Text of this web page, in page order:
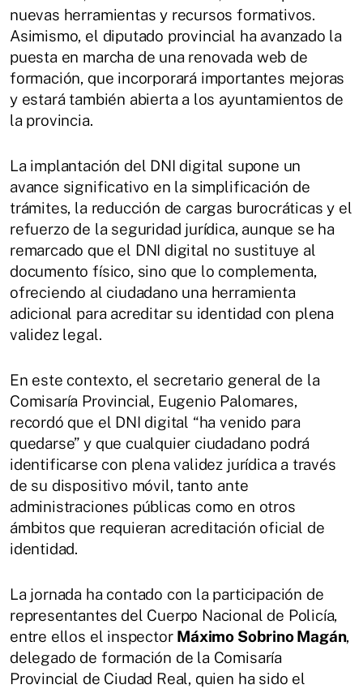
nuevas herramientas y recursos formativos.
Asimismo, el diputado provincial ha avanzado la
puesta en marcha de una renovada web de
formación, que incorporará importantes mejoras
y estará también abierta a los ayuntamientos de
la provincia.
La implantación del DNI digital supone un
avance significativo en la simplificación de
trámites, la reducción de cargas burocráticas y el
refuerzo de la seguridad jurídica, aunque se ha
remarcado que el DNI digital no sustituye al
documento físico, sino que lo complementa,
ofreciendo al ciudadano una herramienta
adicional para acreditar su identidad con plena
validez legal.
En este contexto, el secretario general de la
Comisaría Provincial, Eugenio Palomares,
recordó que el DNI digital “ha venido para
quedarse” y que cualquier ciudadano podrá
identificarse con plena validez jurídica a través
de su dispositivo móvil, tanto ante
administraciones públicas como en otros
ámbitos que requieran acreditación oficial de
identidad.
La jornada ha contado con la participación de
representantes del Cuerpo Nacional de Policía,
entre ellos el inspector Máximo Sobrino Magán,
delegado de formación de la Comisaría
Provincial de Ciudad Real, quien ha sido el